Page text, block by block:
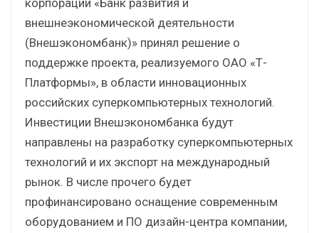
внешнеэкономической деятельности
(Внешэкономбанк)» принял решение о
поддержке проекта, реализуемого ОАО «Т-
Платформы», в области инновационных
российских суперкомпьютерных технологий.
Инвестиции Внешэкономбанка будут
направлены на разработку суперкомпьютерных
технологий и их экспорт на международный
рынок. В числе прочего будет
профинансировано оснащение современным
оборудованием и ПО дизайн-центра компании,